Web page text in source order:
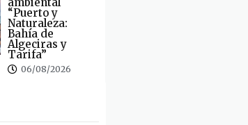
“Puerto y
Naturaleza:
Bahía de
Algeciras y
Tarifa”
06/08/2026